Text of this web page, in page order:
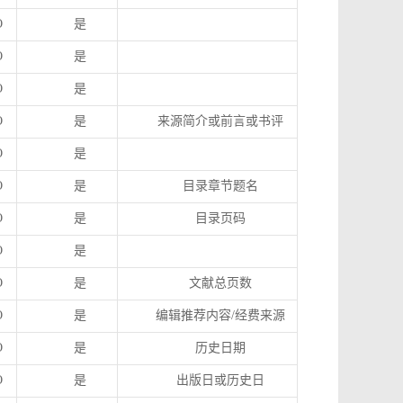
是
是
是
是 来源简介或前言或书评
是
是 目录章节题名
是 目录页码
是
是 文献总页数
是 编辑推荐内容/经费来源
是 历史日期
是 出版日或历史日